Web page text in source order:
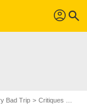
profil search
Bad Trip Critiques Very Bad Trip